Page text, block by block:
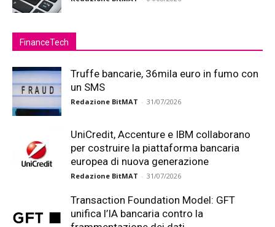
FinanceTech
Truffe bancarie, 36mila euro in fumo con
un SMS
Redazione BitMAT - 31/07/2026
UniCredit, Accenture e IBM collaborano
per costruire la piattaforma bancaria
europea di nuova generazione
Redazione BitMAT - 31/07/2026
Transaction Foundation Model: GFT
unifica l’IA bancaria contro la